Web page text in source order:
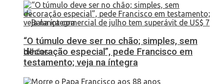
“O túmulo deve ser no chão; simples, sem
decoração especial”, pede Francisco em
testamento; veja na íntegra